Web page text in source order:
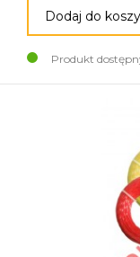
Dodaj do
Produkt